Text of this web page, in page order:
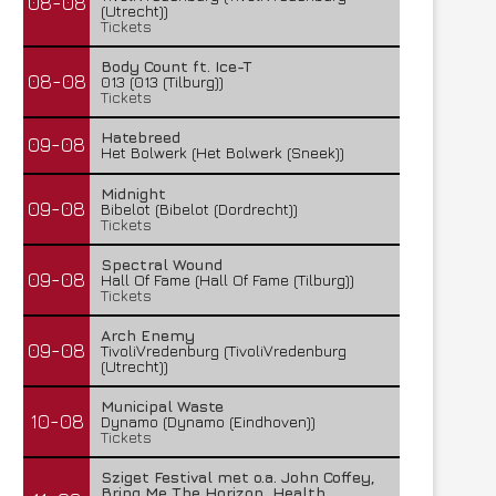
(Utrecht))
Tickets
08-08
Body Count ft. Ice-T
013 (013 (Tilburg))
Tickets
09-08
Hatebreed
Het Bolwerk (Het Bolwerk (Sneek))
09-08
Midnight
Bibelot (Bibelot (Dordrecht))
Tickets
09-08
Spectral Wound
Hall Of Fame (Hall Of Fame (Tilburg))
Tickets
09-08
Arch Enemy
TivoliVredenburg (TivoliVredenburg
(Utrecht))
10-08
Municipal Waste
Dynamo (Dynamo (Eindhoven))
Tickets
Sziget Festival met o.a. John Coffey,
Bring Me The Horizon, Health